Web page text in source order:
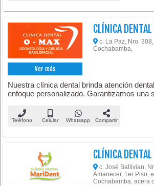
Ver más
CLÍNICA
c. La Paz, Nro.
Cochabamba,
Nuestra clínica dental brinda atención
enfoque personalizado. Garantizamos una
Teléfono Celular Whatsapp Compartir
CLÍNICA
c. José Ballivian,
Amanecer, 1er Piso,
Cochabamba, acera